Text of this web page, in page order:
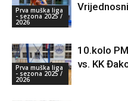
Prva muška liga
- sezona 2025 /
2026
Prva muška liga
- sezona 2025 /
2026
10.kolo
vs. KK